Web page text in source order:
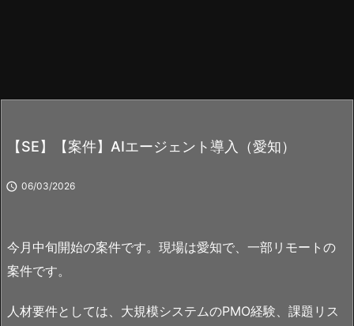
【SE】【案件】AIエージェント導入（愛知）
 06/03/2026
今月中旬開始の案件です。現場は愛知で、一部リモートの
案件です。
人材要件としては、大規模システムのPMO経験、課題リス